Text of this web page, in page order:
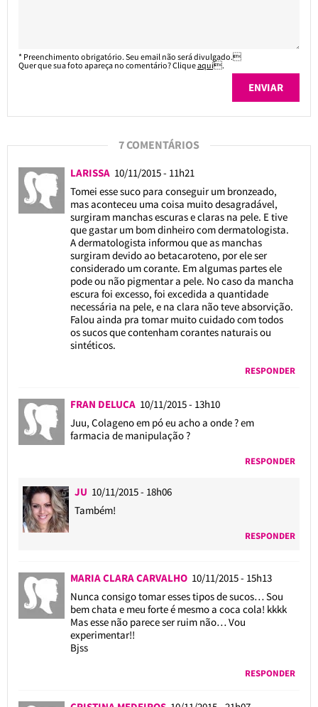
* Preenchimento obrigatório. Seu email não será divulgado.
Quer que sua foto apareça no comentário? Cliqueaqui.
7 COMENTÁRIOS
LARISSA 10/11/2015 - 11h21
Tomei esse suco para conseguir um bronzeado,
mas aconteceu uma coisa muito desagradável,
surgiram manchas escuras e claras na pele. E tive
que gastar um bom dinheiro com dermatologista.
A dermatologista informou que as manchas
surgiram devido ao betacaroteno, por ele ser
considerado um corante. Em algumas partes ele
pode ou não pigmentar a pele. No caso da mancha
escura foi excesso, foi excedida a quantidade
necessária na pele, e na clara não teve absorvição.
Falou ainda pra tomar muito cuidado com todos
os sucos que contenham corantes naturais ou
sintéticos.
RESPONDER
FRAN DELUCA 10/11/2015 - 13h10
Juu, Colageno em pó eu acho a onde ? em
farmacia de manipulação ?
RESPONDER
JU 10/11/2015 - 18h06
Também!
RESPONDER
MARIA CLARA CARVALHO 10/11/2015 - 15h13
Nunca consigo tomar esses tipos de sucos… Sou
bem chata e meu forte é mesmo a coca cola! kkkk
Mas esse não parece ser ruim não… Vou
experimentar!!
Bjss
RESPONDER